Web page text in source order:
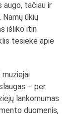
augo, tačiau ir
ūkių
išliko itin
tesiekė apie
– per
lankomumas
duomenis,